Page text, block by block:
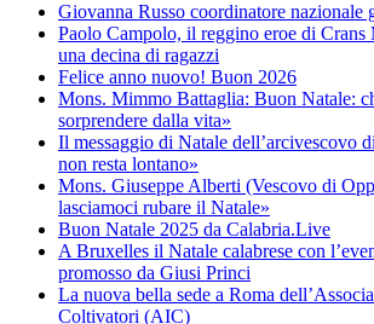
Giovanna Russo coordinatore nazionale
Paolo Campolo, il reggino eroe di Crans
una decina di ragazzi
Felice anno nuovo! Buon 2026
Mons. Mimmo Battaglia: Buon Natale:
sorprendere dalla vita»
Il messaggio di Natale dell’arcivescovo
non resta lontano»
Mons. Giuseppe Alberti (Vescovo di
lasciamoci rubare il Natale»
Buon Natale 2025 da Calabria.Live
A Bruxelles il Natale calabrese con
promosso da Giusi Princi
La nuova bella sede a Roma
Coltivatori (AIC)